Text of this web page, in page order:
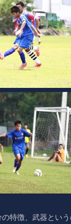
特徴、武器とい